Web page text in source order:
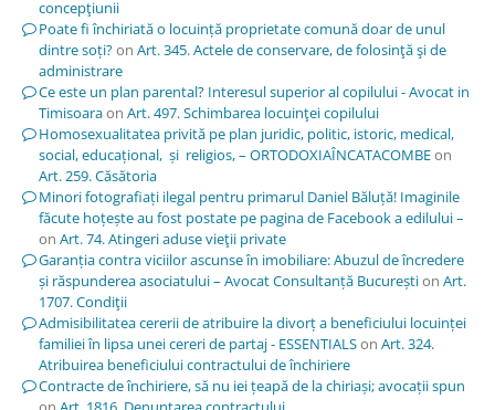
concepţiunii
Poate fi închiriată o locuință proprietate comună doar de unul
dintre soți?on Art. 345. Actele de conservare, de folosinţă şi de
administrare
Ce este un plan parental? Interesul superior al copilului - Avocat in
Timisoaraon Art. 497. Schimbarea locuinţei copilului
Homosexualitatea privită pe plan juridic, politic, istoric, medical,
social, educațional, și religios, – ORTODOXIAÎNCATACOMBEon
Art. 259. Căsătoria
Minori fotografiați ilegal pentru primarul Daniel Băluță! Imaginile
făcute hoțește au fost postate pe pagina de Facebook a edilului –
on Art. 74. Atingeri aduse vieţii private
Garanția contra viciilor ascunse în imobiliare: Abuzul de încredere
și răspunderea asociatului – Avocat Consultanță Bucureștion Art.
1707. Condiţii
Admisibilitatea cererii de atribuire la divorț a beneficiului locuinței
familiei în lipsa unei cereri de partaj - ESSENTIALSon Art. 324.
Atribuirea beneficiului contractului de închiriere
Contracte de închiriere, să nu iei țeapă de la chiriași; avocații spun